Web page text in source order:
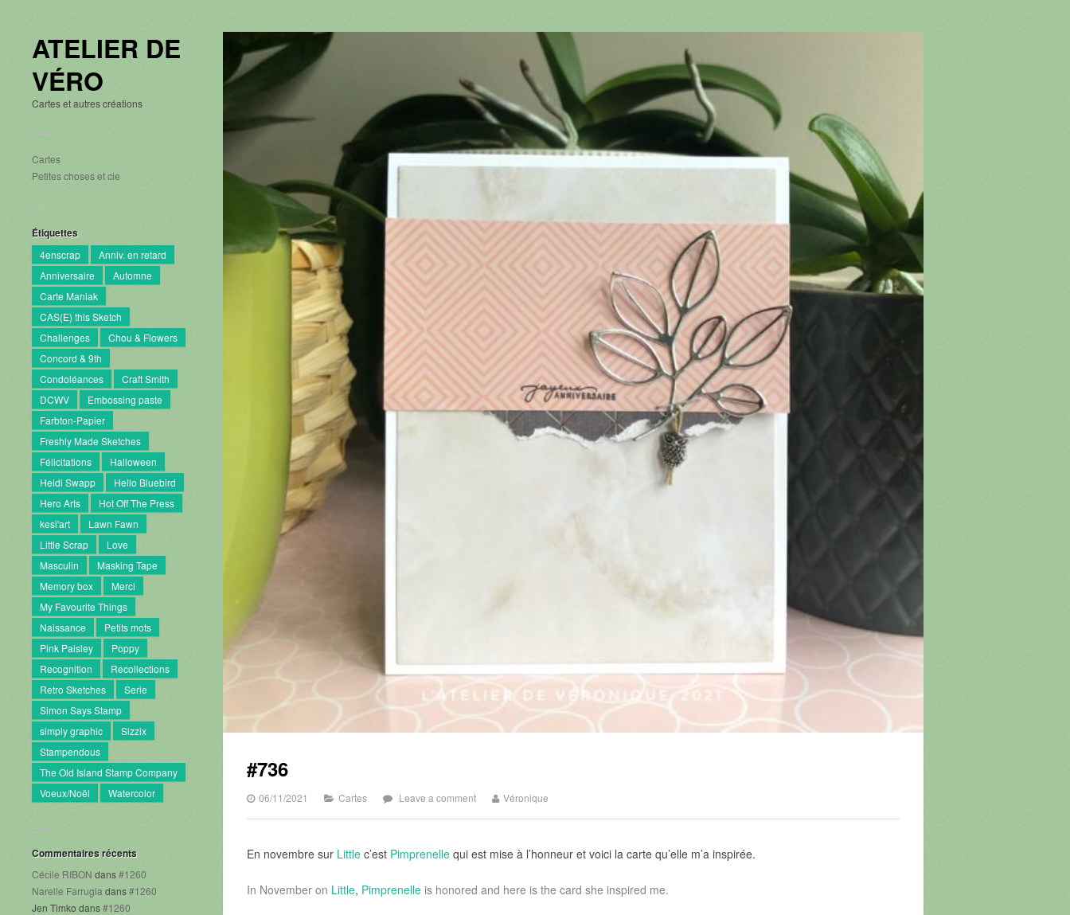
ATELIER DE
VÉRO
Cartes et autres créations
Cartes
Petites choses et cie
Étiquettes
4enscrap
Anniv. en retard
Anniversaire
Automne
Carte Maniak
CAS(E) this Sketch
Challenges
Chou & Flowers
Concord & 9th
Condoléances
Craft Smith
DCWV
Embossing paste
Farbton-Papier
Freshly Made Sketches
Félicitations
Halloween
Heidi Swapp
Hello Bluebird
Hero Arts
Hot Off The Press
kesi'art
Lawn Fawn
Little Scrap
Love
Masculin
Masking Tape
Memory box
Merci
My Favourite Things
Naissance
Petits mots
Pink Paisley
Poppy
Recognition
Recollections
Retro Sketches
Serie
Simon Says Stamp
simply graphic
Sizzix
Stampendous
The Old Island Stamp Company
Voeux/Noël
Watercolor
Commentaires récents
Cécile RIBON dans#1260
Narelle Farrugia dans#1260
Jen Timko dans#1260
#736
06/11/2021 Cartes Leave a comment Véronique
En novembre sur Little c’est Pimprenelle qui est mise à l’honneur et voici la carte qu’elle m’a inspirée.
In November on Little, Pimprenelle is honored and here is the card she inspired me.